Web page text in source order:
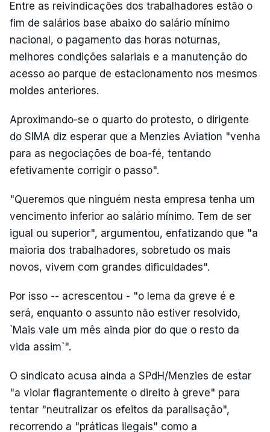
Entre as reivindicações dos trabalhadores estão o
fim de salários base abaixo do salário mínimo
nacional, o pagamento das horas noturnas,
melhores condições salariais e a manutenção do
acesso ao parque de estacionamento nos mesmos
moldes anteriores.
Aproximando-se o quarto do protesto, o dirigente
do SIMA diz esperar que a Menzies Aviation "venha
para as negociações de boa-fé, tentando
efetivamente corrigir o passo".
"Queremos que ninguém nesta empresa tenha um
vencimento inferior ao salário mínimo. Tem de ser
igual ou superior", argumentou, enfatizando que "a
maioria dos trabalhadores, sobretudo os mais
novos, vivem com grandes dificuldades".
Por isso -- acrescentou - "o lema da greve é e
será, enquanto o assunto não estiver resolvido,
`Mais vale um mês ainda pior do que o resto da
vida assim`".
O sindicato acusa ainda a SPdH/Menzies de estar
"a violar flagrantemente o direito à greve" para
tentar "neutralizar os efeitos da paralisação",
recorrendo a "práticas ilegais" como a